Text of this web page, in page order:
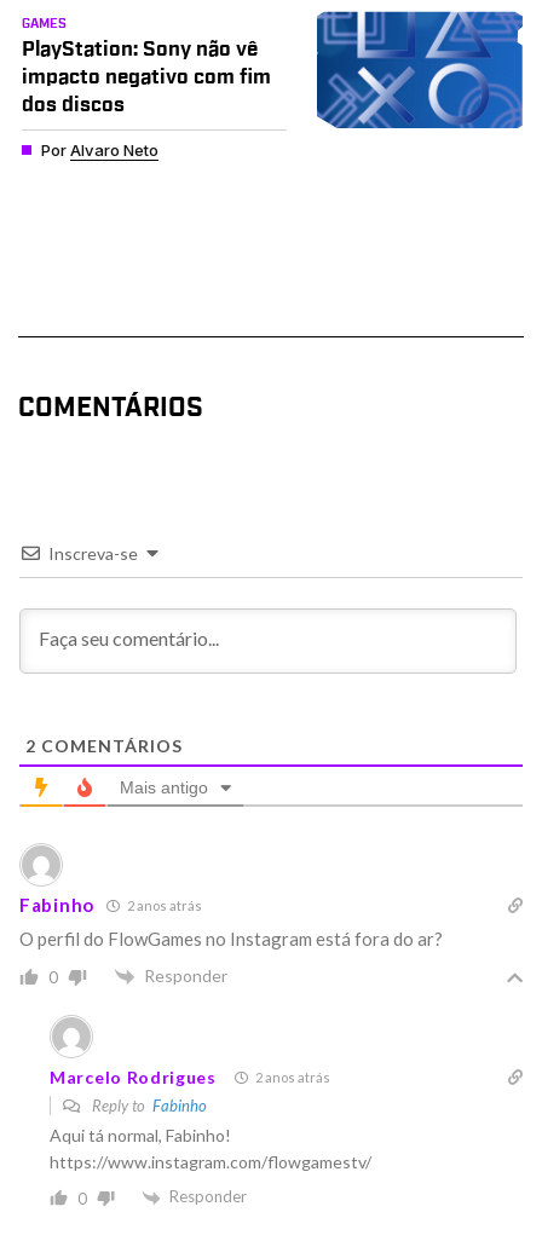
GAMES
PlayStation: Sony não vê
impacto negativo com fim
dos discos
PorAlvaro Neto
COMENTÁRIOS
Inscreva-se
2 COMENTÁRIOS
Mais antigo
Fabinho 2 anos atrás
O perfil do FlowGames no Instagram está fora do ar?
0 Responder
Marcelo Rodrigues 2 anos atrás
Reply to Fabinho
Aqui tá normal, Fabinho!
https://www.instagram.com/flowgamestv/
0 Responder